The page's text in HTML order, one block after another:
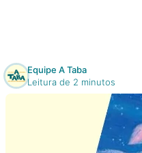
Cursos On line
Equipe A Taba
Leitura de 2 minutos